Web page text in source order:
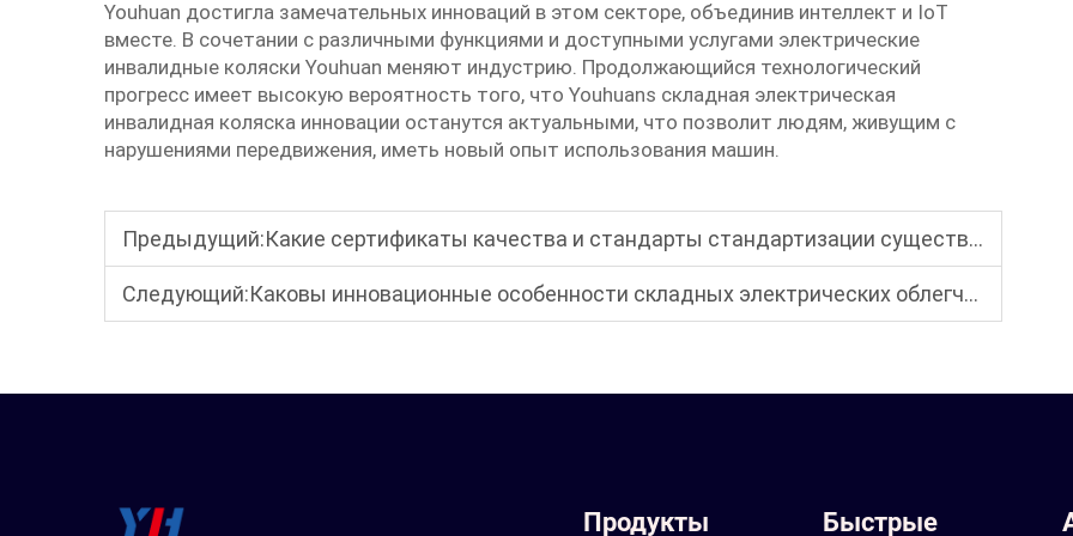
Youhuan достигла замечательных инноваций в этом секторе, объединив интеллект и IoT
вместе. В сочетании с различными функциями и доступными услугами электрические
инвалидные коляски Youhuan меняют индустрию. Продолжающийся технологический
прогресс имеет высокую вероятность того, что Youhuans складная электрическая
инвалидная коляска инновации останутся актуальными, что позволит людям, живущим с
нарушениями передвижения, иметь новый опыт использования машин.
Предыдущий:Какие сертификаты качества и стандарты стандартизации существуют для электрических инвалидных колясок?
Следующий:Каковы инновационные особенности складных электрических облегчённых инвалидных колясок, предназначенных для пожилых пользователей?
Продукты Быстрые